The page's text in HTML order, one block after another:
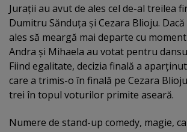
Juraţii au avut de ales cel de-al treilea
Dumitru Sănduţa şi Cezara Blioju.
ales să meargă mai departe cu
Andra şi Mihaela au votat pentru
Fiind egalitate, decizia finală a
care a trimis-o în finală pe Cezara
trei în topul voturilor primite aseară.
Numere de stand-up comedy, magie,